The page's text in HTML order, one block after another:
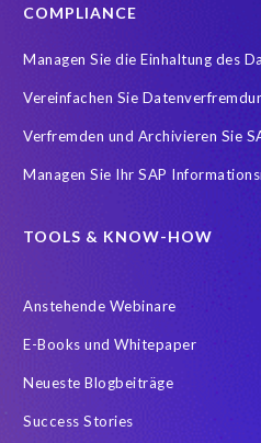
COMPLIANCE
Managen Sie die Einhaltung des
Vereinfachen Sie
Verfremden und Archivieren Sie
Managen Sie Ihr SAP
TOOLS & KNOW-HOW
Anstehende Webinare
E-Books und Whitepaper
Neueste Blogbeiträge
Success Stories